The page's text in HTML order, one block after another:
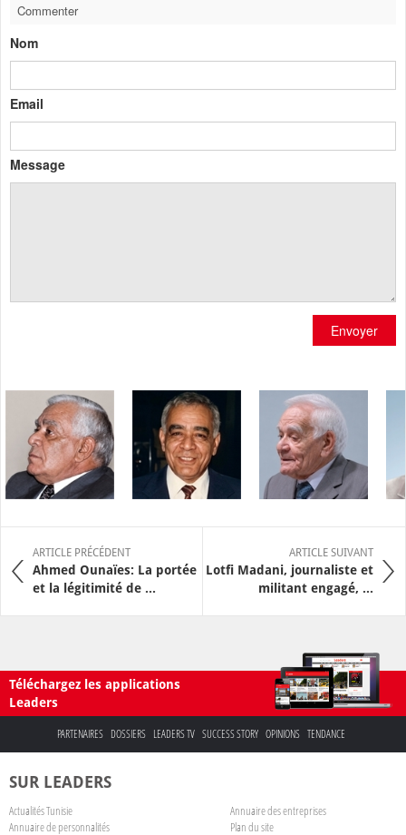
Commenter
Nom
Email
Message
Envoyer
ARTICLE PRÉCÉDENT
Ahmed Ounaïes: La portée
et la légitimité de ...
ARTICLE SUIVANT
Lotfi Madani, journaliste et
militant engagé, ...
Téléchargez les applications
Leaders
PARTENAIRES DOSSIERS LEADERS TV SUCCESS STORY OPINIONS TENDANCE
SUR LEADERS
Actualités Tunisie
Annuaire des entreprises
Annuaire de personnalités
Plan du site